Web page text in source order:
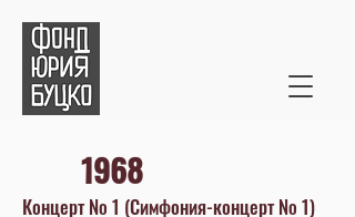
1968
Концерт № 1 (Симфония-концерт № 1)